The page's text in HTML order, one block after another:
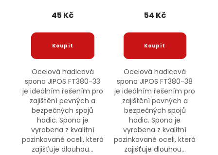
45 Kč
Ocelová hadicová
spona JIPOS FT380-33
je ideálním řešením pro
zajištění pevných a
bezpečných spojů
hadic. Spona je
vyrobena z kvalitní
pozinkované oceli, která
zajišťuje dlouhou...
54 Kč
Ocelová hadicová
spona JIPOS FT380-38
je ideálním řešením pro
zajištění pevných a
bezpečných spojů
hadic. Spona je
vyrobena z kvalitní
pozinkované oceli, která
zajišťuje dlouhou...